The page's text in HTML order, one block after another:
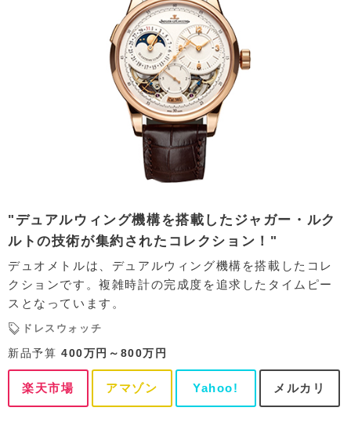
"デュアルウィング機構を搭載したジャガー・ルク
ルトの技術が集約されたコレクション！"
デュオメトルは、デュアルウィング機構を搭載したコレ
クションです。複雑時計の完成度を追求したタイムピー
スとなっています。
ドレスウォッチ
新品予算 400万円～800万円
楽天市場 アマゾン Yahoo! メルカリ